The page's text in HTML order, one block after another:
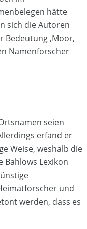
hätte
sich die Autoren
Bedeutung ‚Moor,
Namenforscher
seien
erfand er
Weise, weshalb die
Lexikon
und
werden, dass es